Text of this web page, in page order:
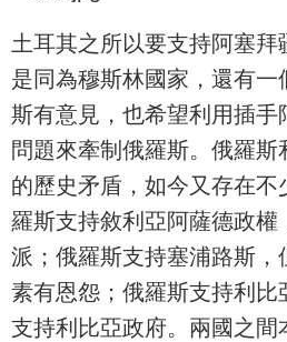
土耳其之所以要支持阿塞拜
是同為穆斯林國家，還有一
斯有意見，也希望利用插手
問題來牽制俄羅斯。俄羅
的歷史矛盾，如今又存在不
羅斯支持敘利亞阿薩德政權
派；俄羅斯支持塞浦路斯，
素有恩怨；俄羅斯支持利比
支持利比亞政府。兩國之間